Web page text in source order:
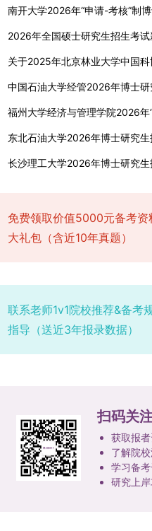
按有关规定处理。七、其他事项
学费标准按上海交通大学相关规
期间享受学校与实验室共同提供
入实验室科研阶段后，由苏州实
宿。（四）未尽事宜参照上海交
海市复旦大学MBA 华东理工大
浙江工业大学MBA
合”，适用于理论经济学与应用经
式为闭卷，时长为3小时，满分
个人科研经历、研究成果及博士
复试成绩按百分制计算，笔试与
成绩) ÷ 2。复试成绩低于60分者
学力考生复试期间须加试两门本
思想政治与品德考核复试期间将
定后，学院将向考生所在单位调
表现材料进行复核。考核不合格
持“全面衡量、择优录取、保证质
则，根据招生计划、考生总成绩
网上公示，并完成体检、政审、
院将向合格考生寄发录取通知书
询平台，提升生源质量。推行“申
招生，并拓展直博与硕博连读渠
撤销合并低效专业、加强社会急
不断优化学科结构。面向国家战
化。（三）深化科教融合与协同
科研机构共建联合培养平台，打
科研创新能力与实践能力。三、
着力提升人才自主培养质量。学
专业学位研究生分类培养，优化
生联合培养基地建设管理办法》
院，其中2个获省级专项资金支持
库建设成效显著，1个项目入选教
库，“十四五”以来获批省级案例
视野。通过系列改革，研究生科
成果丰硕：2024年，研究生以第
检索论文占比达91.55%；在“中
大赛”等赛事中，获国家级奖项
200余项。（一）推进分类培养
方面取得的重要进展，反映了该
为未来农林经济管理学科的持续
合作注入了新的活力。
绍、综合素养评估（包括逻辑思
变能力等）以及专业认知程度（
入目标专业学习的潜力。2. 复试
间初步定于2026年1月6日（星期
时长60分钟；（2）面试时段：
长120分钟。若因报名人数调整或
生。3. 复试地点安排本次复试的
后，通过学院官网或班级通知等
考生密切关注。4. 综合成绩核算
占比50%。综合成绩核算完成后
低进行排序，需要特别注意的是
及格线的考生，将不纳入排名范
格按照学院自主选择专业的计划
的考生中依次录取。若出现综合
高者优先；若该科目成绩仍相同
中“英语”科目的成绩，以成绩高
象。5. 复试应试要求为保障复试
规范性，考生在参加笔试和面试
身份证及学生证原件，以便工作
外提供检索证明，论文全文与检
如下：1. 被SCI、EI、ISTP、
刊收录的论文：需按“检索证明（
在国内核心期刊发表的论文：需
件；3. 已收到正式录用通知但尚
稿。（二）科研奖励、专利及专
励与专著（含软件著作权、学术
息维护”菜单进行填报，每一项成
明材料均需整合为单个PDF文件
国家授权专利：包括发明专利、
观设计专利，需上传专利受理通
成填报。填报信息需与获奖证书
点包含参赛年份、竞赛全称、竞
设列表中选择，具体分类可参考
选项时选择“其他”，并在竞赛名
获奖等级等核心信息。获奖级别
长沙理工大学2026年博士研究
免费领取价值5000元备考资
大礼包（含近10年真题）
联系老师1v1院校推荐&备考
指导（送近3年报录数据）
扫码关
获取报
了解院
学习备
研究上